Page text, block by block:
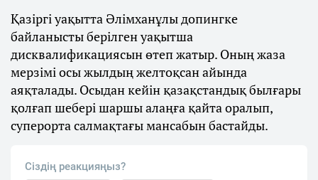
Қазіргі уақытта Әлімханұлы допингке
байланысты берілген уақытша
дисквалификациясын өтеп жатыр. Оның жаза
мерзімі осы жылдың желтоқсан айында
аяқталады. Осыдан кейін қазақстандық былғары
қолғап шебері шаршы алаңға қайта оралып,
суперорта салмақтағы мансабын бастайды.
Сіздің реакцияңыз?